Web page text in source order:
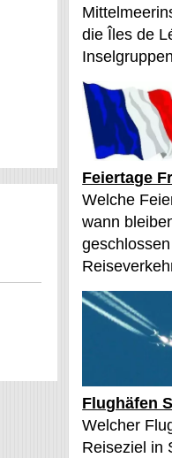
die Îles de
Feiertage
Welche
wann
Flughäfen
Welcher
Reiseziel in